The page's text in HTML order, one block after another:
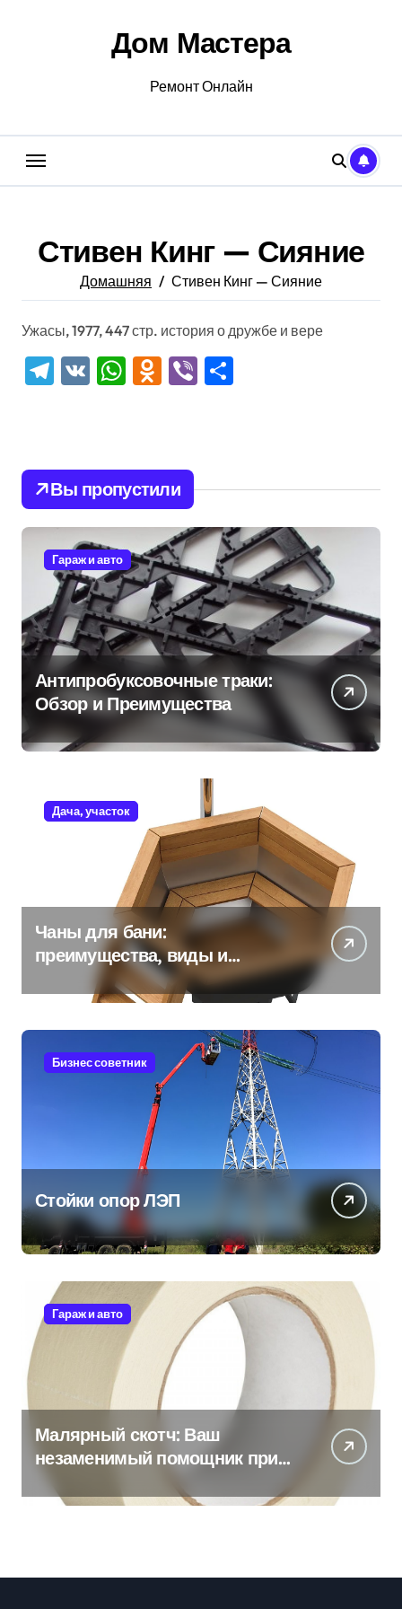
Дом Мастера
Ремонт Онлайн
Стивен Кинг — Сияние
Домашняя Стивен Кинг — Сияние
Ужасы, 1977, 447 стр. история о дружбе и вере
Telegram
VK WhatsApp
Odnoklassniki
Viber
Вы пропустили
Гараж и авто
Антипробуксовочные траки:
Обзор и Преимущества
Дача, участок
Чаны для бани:
преимущества, виды и
особенности использования
Бизнес советник
Стойки опор ЛЭП
Гараж и авто
Малярный скотч: Ваш
незаменимый помощник при